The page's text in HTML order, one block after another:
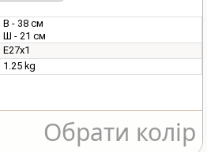
В - 38 см
Ш - 21 см
E27х1
1.25 kg
Обрати колір